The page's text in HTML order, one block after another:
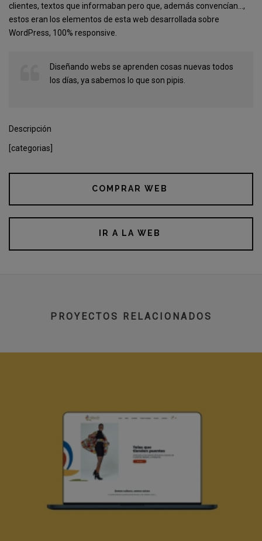
clientes, textos que informaban pero que, además convencían…,
estos eran los elementos de esta web desarrollada sobre
WordPress, 100% responsive.
Diseñando webs se aprenden cosas nuevas todos
los días, ya sabemos lo que son pipis.
Descripción
[categorias]
COMPRAR WEB
IR A LA WEB
PROYECTOS RELACIONADOS